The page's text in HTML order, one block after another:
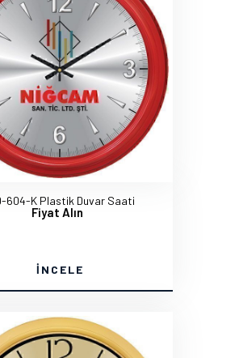
604-K Plastik Duvar Saati
Fiyat Alın
İNCELE